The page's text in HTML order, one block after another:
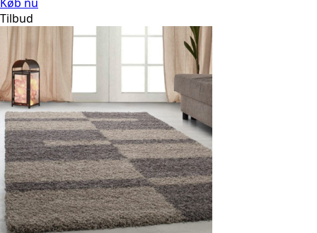
Tilbud